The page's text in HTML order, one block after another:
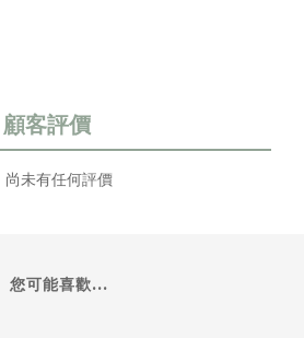
尚未有任何評價
您可能喜歡...